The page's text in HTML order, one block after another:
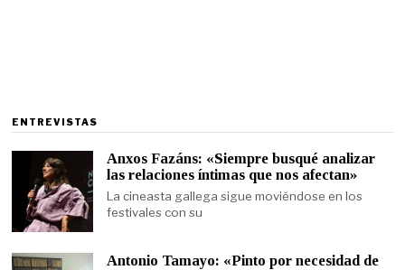
ENTREVISTAS
Anxos Fazáns: «Siempre busqué analizar
las relaciones íntimas que nos afectan»
La cineasta gallega sigue moviéndose en los
festivales con su
Antonio Tamayo: «Pinto por necesidad de